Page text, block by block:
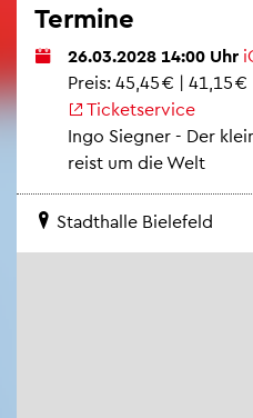
Ter­mi­ne
26.03.2028 14:00 Uhr
Preis: 45,45 € | 41,15 €
Ti­cket­ser­vice
Ingo Sie­gner - Der
reist um die Welt
Stadt­hal­le Bie­le­feld